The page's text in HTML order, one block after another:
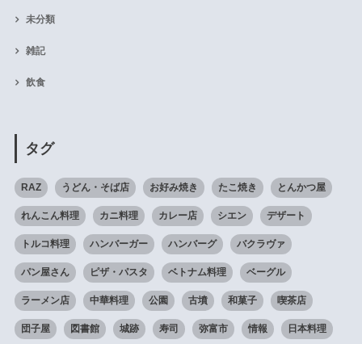
未分類
雑記
飲食
タグ
RAZ うどん・そば店 お好み焼き たこ焼き とんかつ屋
れんこん料理 カニ料理 カレー店 シエン デザート
トルコ料理 ハンバーガー ハンバーグ バクラヴァ
パン屋さん ピザ・パスタ ベトナム料理 ベーグル
ラーメン店 中華料理 公園 古墳 和菓子 喫茶店
団子屋 図書館 城跡 寿司 弥富市 情報 日本料理